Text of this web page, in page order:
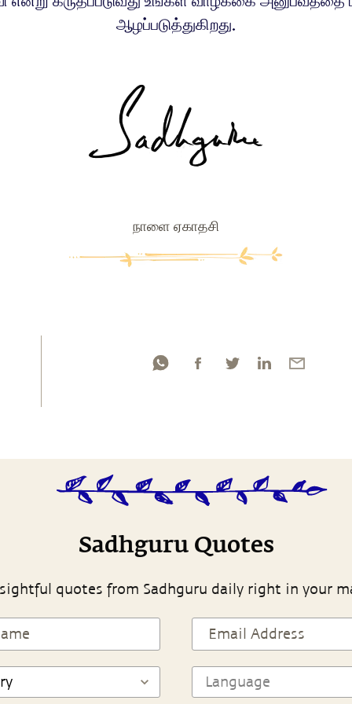
ஆழப்படுத்துகிறது.
நாளை ஏகாதசி
Sadhguru Quotes
quotes from Sadhguru daily right in your